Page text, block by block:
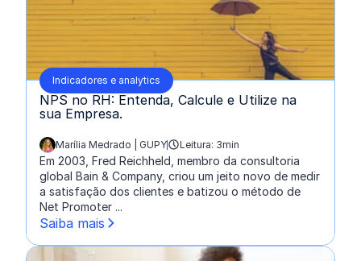
Indicadores e analytics
NPS no RH: Entenda, Calcule e Utilize na
sua Empresa.
escrito por:
Marília Medrado | GUPY Leitura: 3min
Em 2003, Fred Reichheld, membro da consultoria
global Bain & Company, criou um jeito novo de medir
a satisfação dos clientes e batizou o método de
Net Promoter ...
Saiba mais